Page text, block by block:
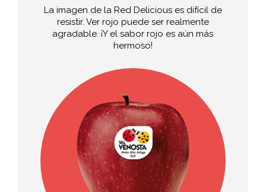
La imagen de la Red Delicious es difícil de
resistir. Ver rojo puede ser realmente
agradable. ¡Y el sabor rojo es aún más
hermoso!
Sabor
dulce, muy aromática con
relativamente poca acidez